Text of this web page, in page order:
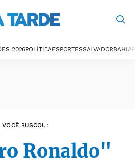
2026POLÍTICAESPORTESSALVADORBAHIA
VOCÊ BUSCOU:
Ronaldo"